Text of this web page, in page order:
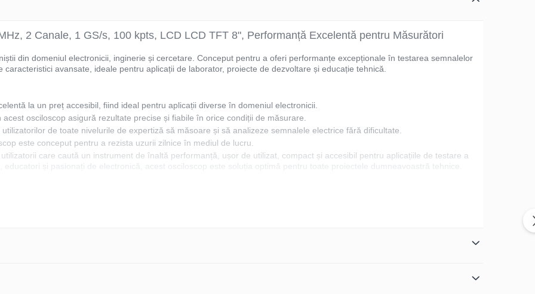
2 Canale, 1 GS/s, 100 kpts, LCD LCD TFT 8", Performanță Excelentă pentru Măsurători
din domeniul electronicii, inginerie și cercetare. Conceput pentru a oferi performanțe excepționale în testarea semnalelor
avansate, ideale pentru aplicații de laborator, proiecte de dezvoltare și educație tehnică.
la un preț accesibil, fiind ideal pentru aplicații diverse în domeniul electronicii.
osciloscop asigură rezultate precise și fiabile în orice condiții de măsurare.
de toate nivelurile de expertiză să măsoare și să analizeze semnalele electrice fără dificultate.
este conceput pentru a rezista uzurii zilnice în mediul de lucru.
care caută un instrument de înaltă performanță, ușor de utilizat, compact și accesibil pentru aplicațiile de testare a
și pasionați de electronică, acest osciloscop este soluția optimă pentru toate proiectele dumneavoastră tehnice.